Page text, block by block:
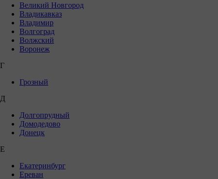
Великий Новгород
Владикавказ
Владимир
Волгоград
Волжский
Воронеж
Г
Грозный
Д
Долгопрудный
Домодедово
Донецк
Е
Екатеринбург
Ереван